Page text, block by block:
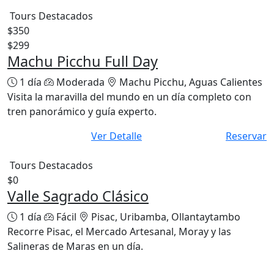
$350
$299
Machu Picchu Full Day
1 día Moderada
Machu Picchu, Aguas Calientes
Visita la maravilla del mundo en un día completo con
tren panorámico y guía experto.
Ver Detalle
Reservar
$0
Valle Sagrado Clásico
1 día Fácil
Pisac, Uribamba, Ollantaytambo
Recorre Pisac, el Mercado Artesanal, Moray y las
Salineras de Maras en un día.